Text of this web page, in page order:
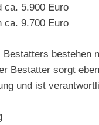
ca. 5.900 Euro
ca. 9.700 Euro
Bestatters bestehen
Bestatter sorgt
und ist